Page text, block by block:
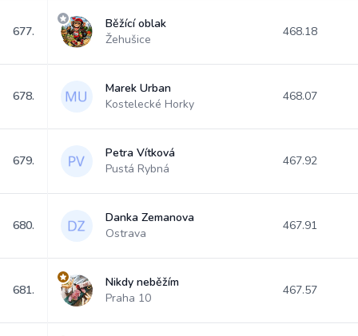
677.
Běžící oblak
Žehušice
468.18
678.
Marek Urban
Kostelecké Horky
468.07
679.
Petra Vítková
Pustá Rybná
467.92
680.
Danka Zemanova
Ostrava
467.91
681.
Nikdy neběžím
Praha 10
467.57